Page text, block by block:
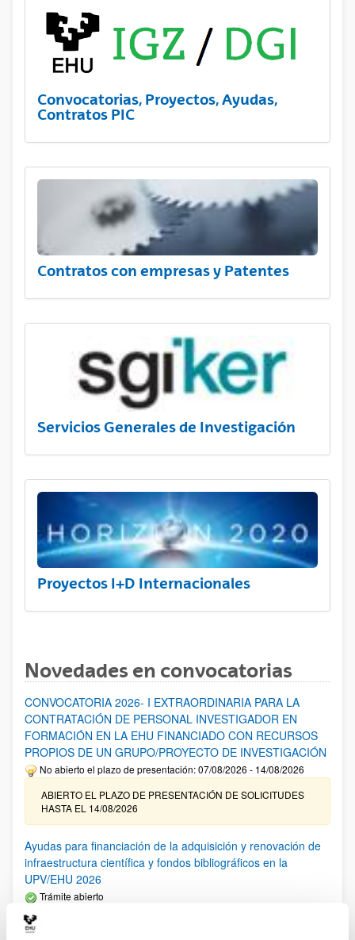
Convocatorias, Proyectos, Ayudas,
Contratos PIC
Contratos con empresas y Patentes
Servicios Generales de Investigación
Proyectos I+D Internacionales
Novedades en convocatorias
CONVOCATORIA 2026- I EXTRAORDINARIA PARA LA
CONTRATACIÓN DE PERSONAL INVESTIGADOR EN
FORMACIÓN EN LA EHU FINANCIADO CON RECURSOS
PROPIOS DE UN GRUPO/PROYECTO DE INVESTIGACIÓN
No abierto el plazo de presentación: 07/08/2026 - 14/08/2026
ABIERTO EL PLAZO DE PRESENTACIÓN DE SOLICITUDES
HASTA EL 14/08/2026
Ayudas para financiación de la adquisición y renovación de
infraestructura científica y fondos bibliográficos en la
UPV/EHU 2026
Trámite abierto